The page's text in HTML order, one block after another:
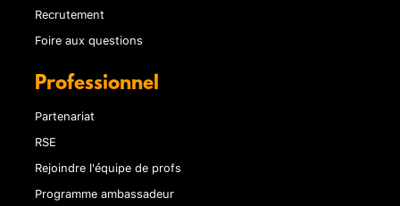
Recrutement
Foire aux questions
Professionnel
Partenariat
RSE
Rejoindre l'équipe de profs
Programme ambassadeur